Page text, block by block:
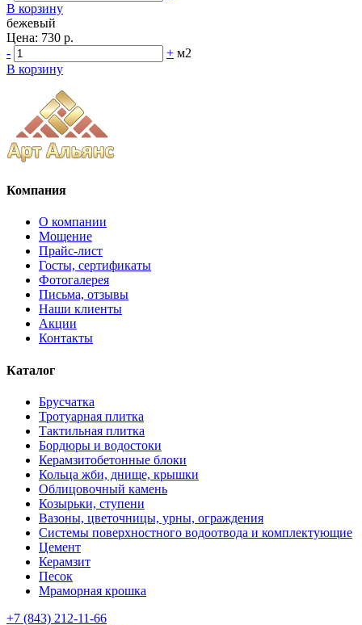
В корзину
бежевый
Цена: 730 р.
-
+ м2
В корзину
Компания
О компании
Мощение
Прайс-лист
Госты, сертификаты
Фотогалерея
Письма, отзывы
Наши клиенты
Акции
Контакты
Каталог
Брусчатка
Тротуарная плитка
Тактильная плитка
Бордюры и водостоки
Керамзитобетонные блоки
Кольца жби, днище, крышки
Облицовочный камень
Козырьки, ступени
Вазоны, цветочницы, урны, ограждения
Системы поверхностного водоотвода и комплектующие
Цемент
Керамзит
Песок
Мраморная крошка
+7 (843) 212-11-66